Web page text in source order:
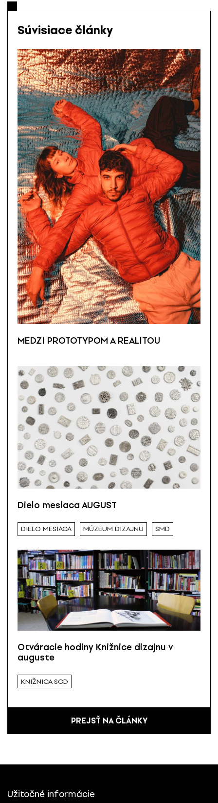
Súvisiace články
MEDZI PROTOTYPOM A REALITOU
Dielo mesiaca AUGUST
DIELO MESIACA MÚZEUM DIZAJNU SMD
Otváracie hodiny Knižnice dizajnu v
auguste
KNIŽNICA SCD
PREJSŤ NA ČLÁNKY
Užitočné informácie